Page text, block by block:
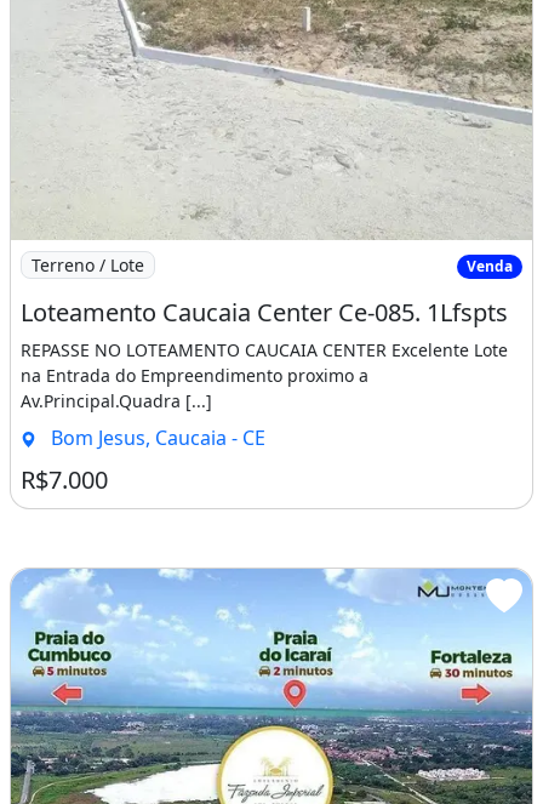
Imagem: Loteamento Caucaia Center Ce-085. 1Lfspts
Terreno / Lote Venda
Loteamento Caucaia Center Ce-085. 1Lfspts
REPASSE NO LOTEAMENTO CAUCAIA CENTER Excelente Lote
na Entrada do Empreendimento proximo a
Av.Principal.Quadra [...]
Bom Jesus, Caucaia - CE
R$7.000